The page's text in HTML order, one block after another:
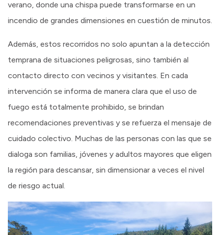
verano, donde una chispa puede transformarse en un
incendio de grandes dimensiones en cuestión de minutos.
Además, estos recorridos no solo apuntan a la detección
temprana de situaciones peligrosas, sino también al
contacto directo con vecinos y visitantes. En cada
intervención se informa de manera clara que el uso de
fuego está totalmente prohibido, se brindan
recomendaciones preventivas y se refuerza el mensaje de
cuidado colectivo. Muchas de las personas con las que se
dialoga son familias, jóvenes y adultos mayores que eligen
la región para descansar, sin dimensionar a veces el nivel
de riesgo actual.